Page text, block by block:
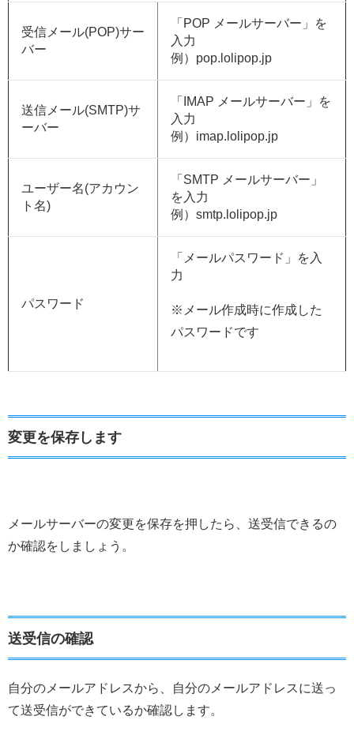
受信メール(POP)サー
バー
「POP メールサーバー」を
入力
例）pop.lolipop.jp
送信メール(SMTP)サ
ーバー
「IMAP メールサーバー」を
入力
例）imap.lolipop.jp
ユーザー名(アカウン
ト名)
「SMTP メールサーバー」
を入力
例）smtp.lolipop.jp
パスワード
「メールパスワード」を入
力
※メール作成時に作成した
パスワードです
変更を保存します
メールサーバーの変更を保存を押したら、送受信できるの
か確認をしましょう。
送受信の確認
自分のメールアドレスから、自分のメールアドレスに送っ
て送受信ができているか確認します。